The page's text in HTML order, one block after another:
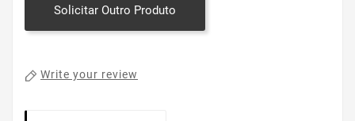
Solicitar Outro Produto
Write your review